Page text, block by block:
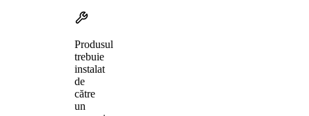
Produsul
trebuie
instalat
de
către
un